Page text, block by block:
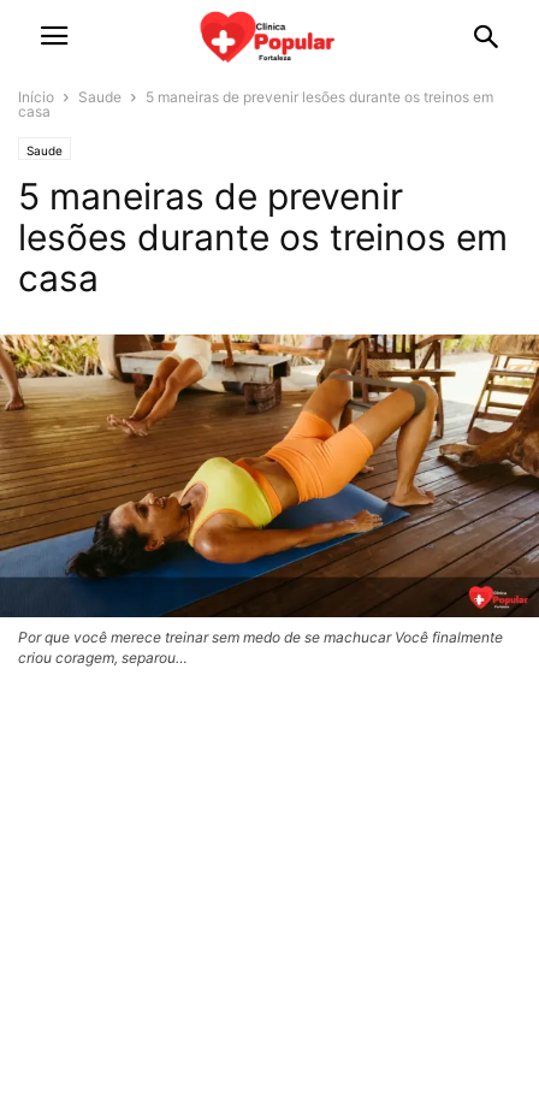
Início Saude
5 maneiras de prevenir lesões durante os treinos em
casa
Saude
5 maneiras de prevenir
lesões durante os treinos em
casa
Por que você merece treinar sem medo de se machucar Você finalmente
criou coragem, separou…